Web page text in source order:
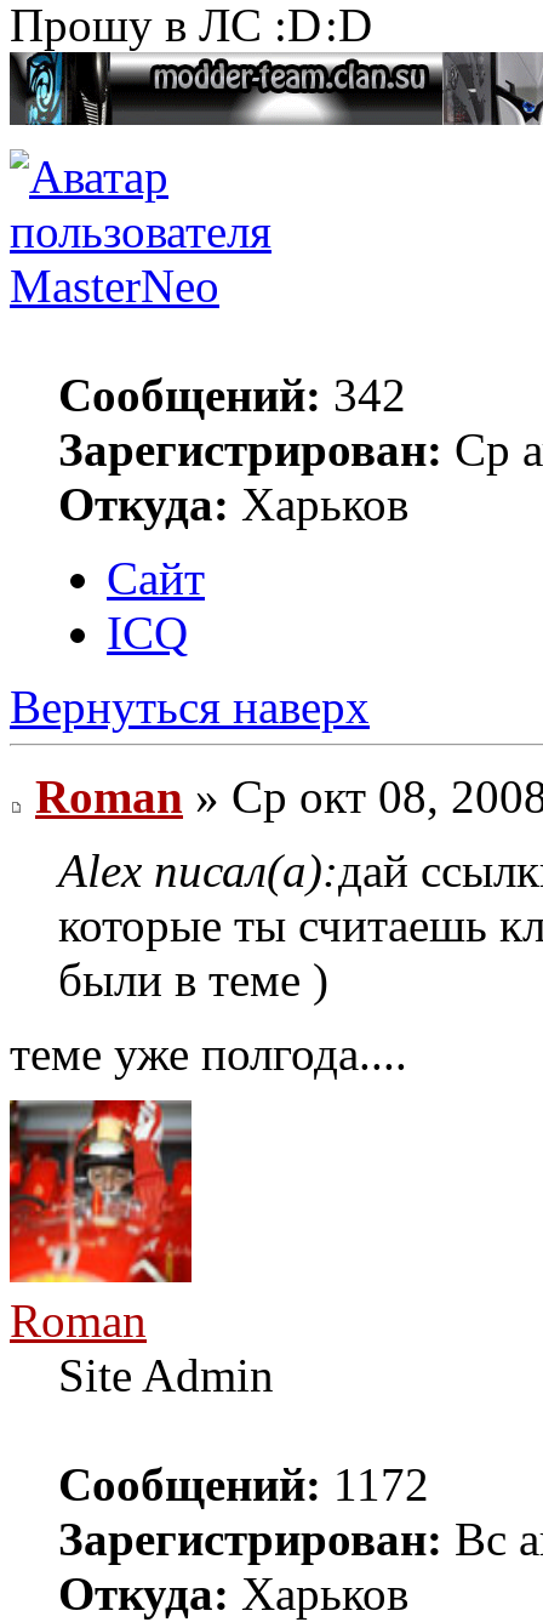
Прошу в ЛС
MasterNeo
Сообщений: 342
Зарегистрирован: Ср
Откуда: Харьков
Сайт
ICQ
Вернуться наверх
Roman » Ср окт 08,
Alex писал(а):дай
которые ты считаешь
были в теме )
теме уже полгода....
Roman
Site Admin
Сообщений: 1172
Зарегистрирован: Вс
Откуда: Харьков